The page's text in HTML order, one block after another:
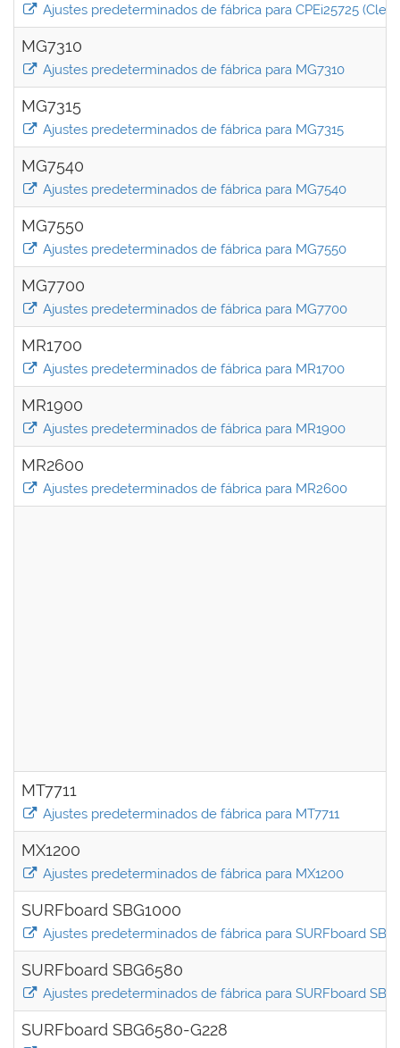
Ajustes predeterminados de fábrica para CPEi25725
MG7310
Ajustes predeterminados de fábrica para MG7310
MG7315
Ajustes predeterminados de fábrica para MG7315
MG7540
Ajustes predeterminados de fábrica para MG7540
MG7550
Ajustes predeterminados de fábrica para MG7550
MG7700
Ajustes predeterminados de fábrica para MG7700
MR1700
Ajustes predeterminados de fábrica para MR1700
MR1900
Ajustes predeterminados de fábrica para MR1900
MR2600
Ajustes predeterminados de fábrica para MR2600
MT7711
Ajustes predeterminados de fábrica para MT7711
MX1200
Ajustes predeterminados de fábrica para MX1200
SURFboard SBG1000
Ajustes predeterminados de fábrica para SURFboard
SURFboard SBG6580
Ajustes predeterminados de fábrica para SURFboard
SURFboard SBG6580-G228